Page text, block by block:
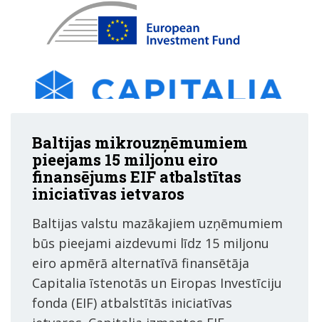
Baltijas mikrouzņēmumiem
pieejams 15 miljonu eiro
finansējums EIF atbalstītas
iniciatīvas ietvaros
Baltijas valstu mazākajiem uzņēmumiem
būs pieejami aizdevumi līdz 15 miljonu
eiro apmērā alternatīvā finansētāja
Capitalia īstenotās un Eiropas Investīciju
fonda (EIF) atbalstītās iniciatīvas